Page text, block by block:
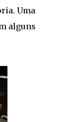
Uma
alguns